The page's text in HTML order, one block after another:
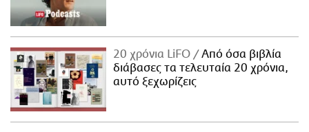
20 χρόνια LiFO
Από όσα βιβλία
διάβασες τα τελευταία 20 χρόνια,
αυτό ξεχωρίζεις